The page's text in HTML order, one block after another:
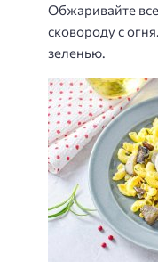
Обжаривайте
сковороду с
зеленью.